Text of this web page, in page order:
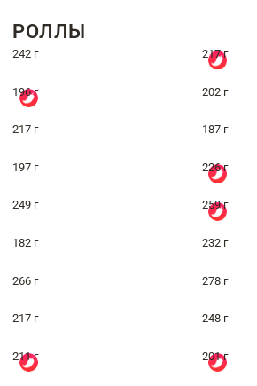
РОЛЛЫ
242 г 217 г
196 г 202 г
217 г 187 г
197 г 226 г
249 г 259 г
182 г 232 г
266 г 278 г
217 г 248 г
211 г 201 г